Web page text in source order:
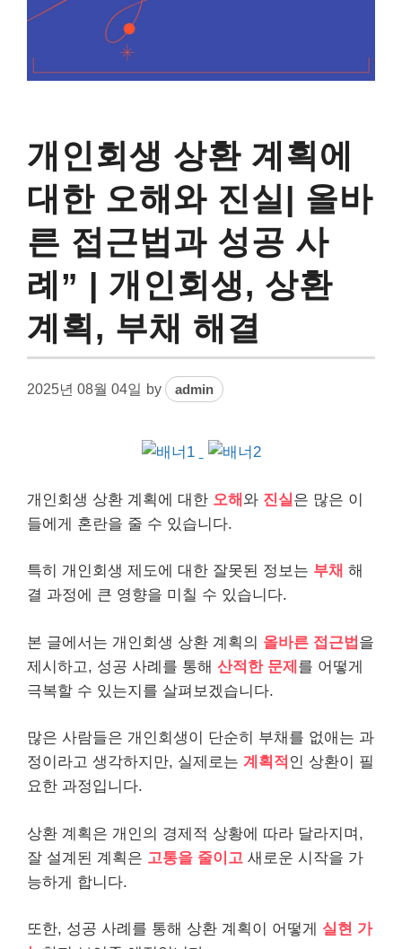
개인회생 상환 계획에
대한 오해와 진실| 올바
른 접근법과 성공 사
례” | 개인회생, 상환
계획, 부채 해결
2025년 08월 04일 by admin
개인 회생 상환 계획에 대한 오해 와 진실 은 많은 이
들에게 혼란을 줄 수 있습니다.
특히 개인회생 제도에 대한 잘못된 정보는 부채 해
결 과정에 큰 영향을 미칠 수 있습니다.
본 글에서는 개인회생 상환 계획의 올바른 접근법 을
제시하고, 성공 사례를 통해 산적한 문제 를 어떻게
극복할 수 있는지를 살펴보겠습니다.
많은 사람들은 개인회생이 단순히 부채를 없애는 과
정이라고 생각하지만, 실제로는 계획적 인 상환이 필
요한 과정입니다.
상환 계획은 개인의 경제적 상황에 따라 달라지며,
잘 설계된 계획은 고통을 줄이고 새로운 시작을 가
능하게 합니다.
또한, 성공 사례를 통해 상환 계획이 어떻게 실현 가